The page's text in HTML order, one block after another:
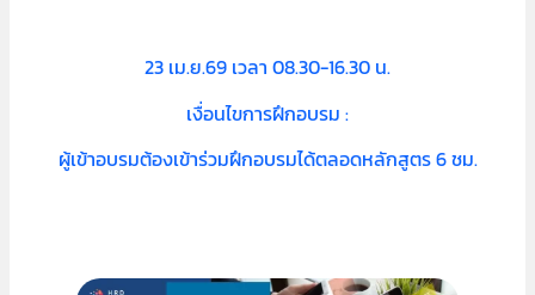
23 เม.ย.69 เวลา 08.30-16.30 น.
เงื่อนไขการฝึกอบรม :
ผู้เข้าอบรมต้องเข้าร่วมฝึกอบรมได้ตลอดหลักสูตร 6 ชม.